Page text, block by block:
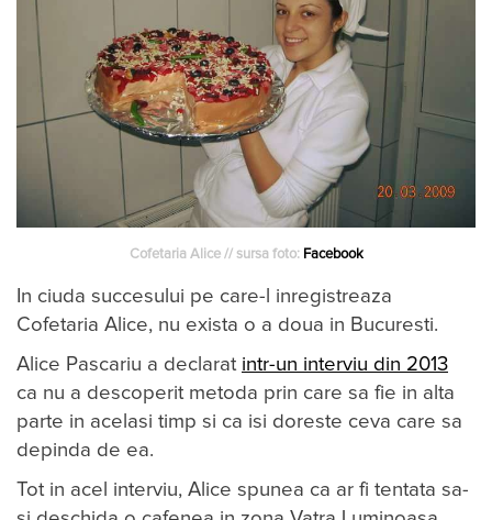
Cofetaria Alice // sursa foto: Facebook
In ciuda succesului pe care-l inregistreaza
Cofetaria Alice, nu exista o a doua in Bucuresti.
Alice Pascariu a declarat intr-un interviu din 2013
ca nu a descoperit metoda prin care sa fie in alta
parte in acelasi timp si ca isi doreste ceva care sa
depinda de ea.
Tot in acel interviu, Alice spunea ca ar fi tentata sa-